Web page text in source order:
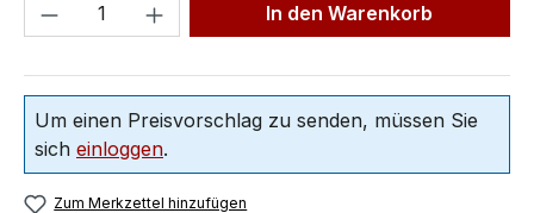
In den Warenkorb
Um einen Preisvorschlag zu senden, müssen Sie
sich einloggen.
Zum Merkzettel hinzufügen